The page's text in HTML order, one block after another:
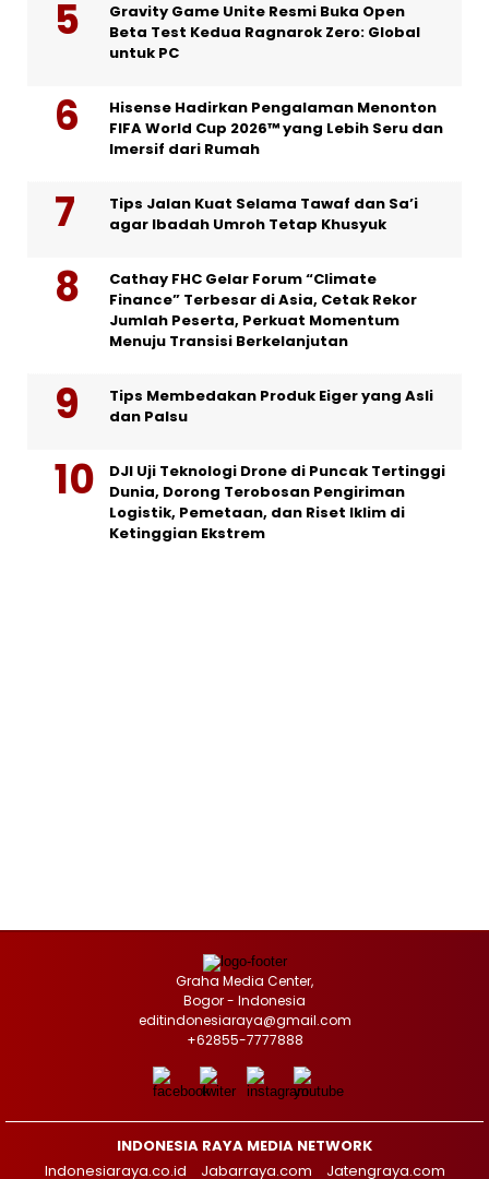
Gravity Game Unite Resmi Buka Open
Beta Test Kedua Ragnarok Zero: Global
untuk PC
Hisense Hadirkan Pengalaman Menonton
FIFA World Cup 2026™ yang Lebih Seru dan
Imersif dari Rumah
Tips Jalan Kuat Selama Tawaf dan Sa’i
agar Ibadah Umroh Tetap Khusyuk
Cathay FHC Gelar Forum “Climate
Finance” Terbesar di Asia, Cetak Rekor
Jumlah Peserta, Perkuat Momentum
Menuju Transisi Berkelanjutan
Tips Membedakan Produk Eiger yang Asli
dan Palsu
DJI Uji Teknologi Drone di Puncak Tertinggi
Dunia, Dorong Terobosan Pengiriman
Logistik, Pemetaan, dan Riset Iklim di
Ketinggian Ekstrem
Graha Media Center,
Bogor - Indonesia
editindonesiaraya@gmail.com
+62855-7777888
INDONESIA RAYA MEDIA NETWORK
Indonesiaraya.co.id
Jabarraya.com Jatengraya.com